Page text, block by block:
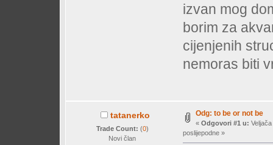
izvan mog
borim za
cijenjenih
nemoras biti
tatanerko
Trade Count: (0)
Novi član
Odg: to be or not be
« Odgovori #1 u:
poslijepodne »